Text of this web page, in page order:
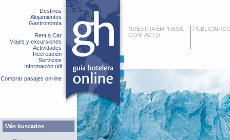
Destinos
Alojamientos
Gastronomía
Rent a Car
Viajes y excursiones
Actividades
Recreación
Servicios
Información útil
Comprar pasajes on-line
Más buscados
NUESTRA EMPRESA
CONTACTO
PUBLICAR/